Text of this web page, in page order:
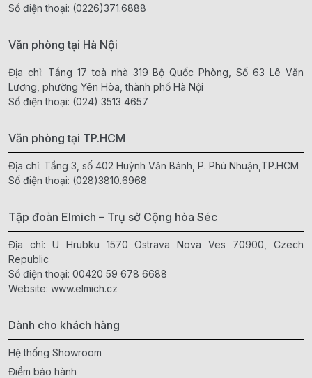
Số điện thoại: (0226)371.6888
Văn phòng tại Hà Nội
Địa chỉ: Tầng 17 toà nhà 319 Bộ Quốc Phòng, Số 63 Lê Văn
Lương, phường Yên Hòa, thành phố Hà Nội
Số điện thoại: (024) 3513 4657
Văn phòng tại TP.HCM
Địa chỉ: Tầng 3, số 402 Huỳnh Văn Bánh, P. Phú Nhuận,TP.HCM
Số điện thoại: (028)3810.6968
Tập đoàn Elmich – Trụ sở Cộng hòa Séc
Địa chỉ: U Hrubku 1570 Ostrava Nova Ves 70900, Czech
Republic
Số điện thoại: 00420 59 678 6688
Website: www.elmich.cz
Dành cho khách hàng
Hệ thống Showroom
Điểm bảo hành